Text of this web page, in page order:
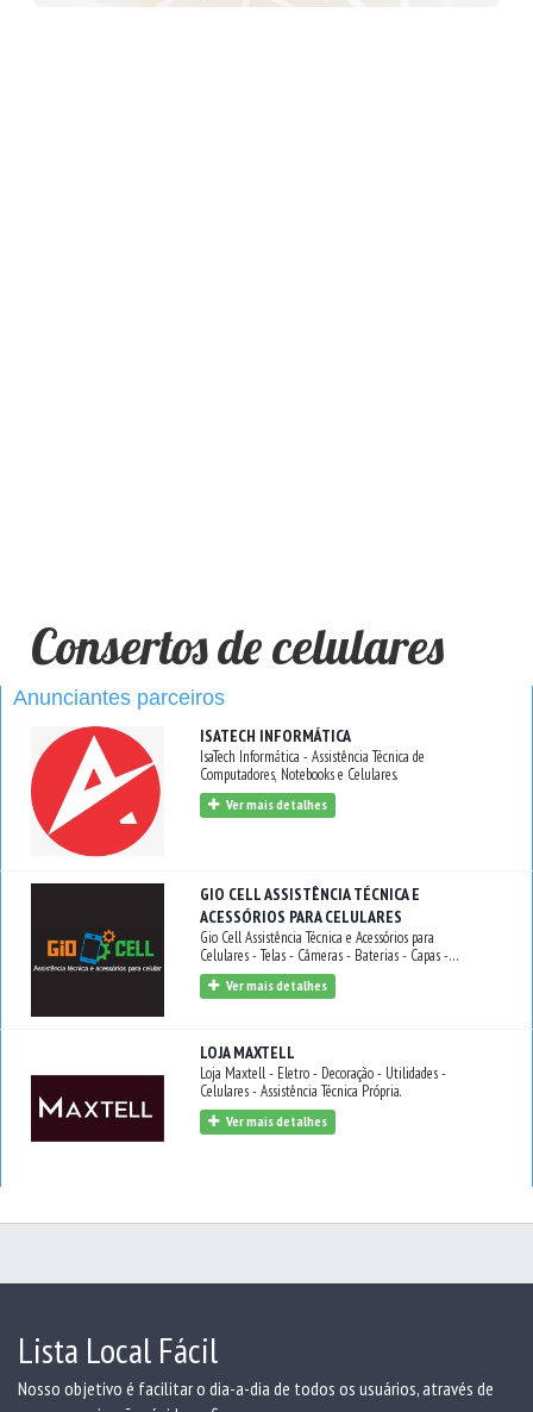
Consertos de celulares
Anunciantes parceiros
ISATECH INFORMÁTICA
IsaTech Informática - Assistência Técnica de
Computadores, Notebooks e Celulares.
Ver mais detalhes
GIO CELL ASSISTÊNCIA TÉCNICA E
ACESSÓRIOS PARA CELULARES
Gio Cell Assistência Técnica e Acessórios para
Celulares - Telas - Câmeras - Baterias - Capas -
Fones - Venda e concerto de celulares - Android e
iPhone.
Ver mais detalhes
LOJA MAXTELL
Loja Maxtell - Eletro - Decoração - Utilidades -
Celulares - Assistência Técnica Própria.
Ver mais detalhes
Lista Local Fácil
Nosso objetivo é facilitar o dia-a-dia de todos os usuários, através de